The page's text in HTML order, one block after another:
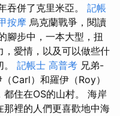
吞併了克里米亞。 記帳
按摩 烏克蘭戰爭，閱讀
腳步中，一本大型，扭
，愛情，以及可以做些什
記帳士 高普考 兄弟-
Carl）和羅伊（Roy）
住在OS的山村。 海岸
裡的人們更喜歡地中海